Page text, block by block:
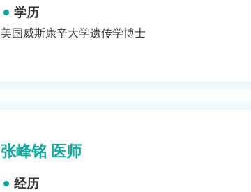
学历
美国威斯康辛大学遗传学博士
张峰铭 医师
经历